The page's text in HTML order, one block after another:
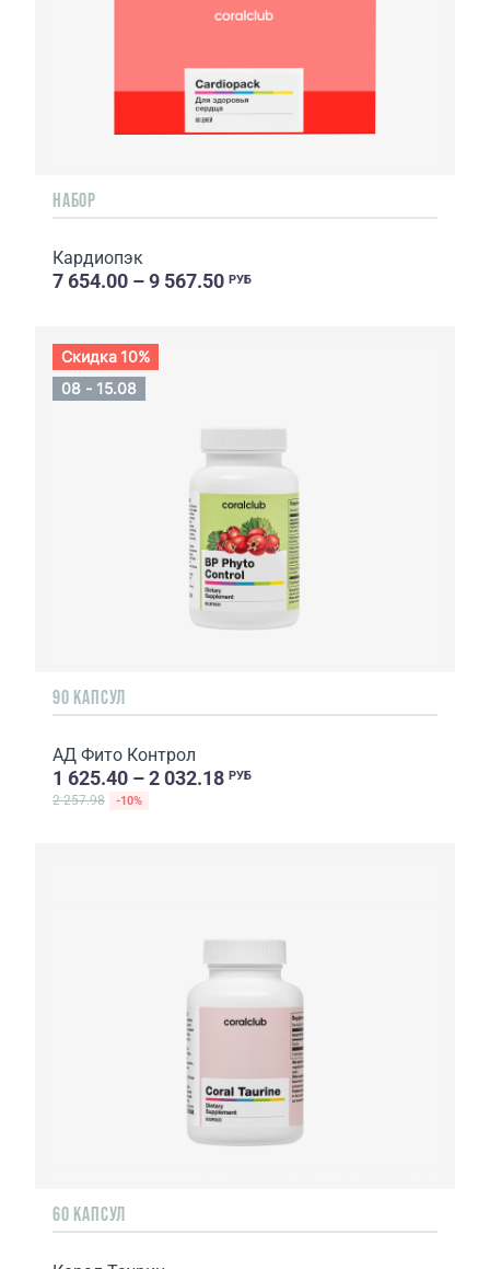
НАБОР
Кардиопэк
7 654.00 – 9 567.50 РУБ
Скидка 10%
08 - 15.08
90 КАПСУЛ
АД Фито Контрол
1 625.40 – 2 032.18 РУБ
2 257.98 -10%
60 КАПСУЛ